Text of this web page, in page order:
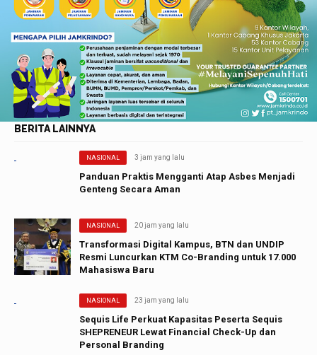
BERITA LAINNYA
NASIONAL 3 jam yang lalu
Panduan Praktis Mengganti Atap Asbes Menjadi
Genteng Secara Aman
NASIONAL 20 jam yang lalu
Transformasi Digital Kampus, BTN dan UNDIP
Resmi Luncurkan KTM Co-Branding untuk 17.000
Mahasiswa Baru
NASIONAL 23 jam yang lalu
Sequis Life Perkuat Kapasitas Peserta Sequis
SHEPRENEUR Lewat Financial Check-Up dan
Personal Branding